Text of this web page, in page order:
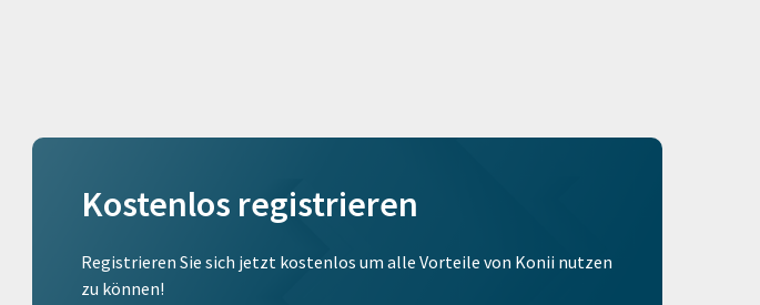
Kostenlos registrieren
Registrieren Sie sich jetzt kostenlos um alle Vorteile von Konii nutzen
zu können!